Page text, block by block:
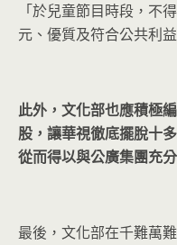
「於兒童節目時段，不
元、優質及符合公共利
此外，文化部也應積極
股，讓華視徹底擺脫十
從而得以與公廣集團充
最後，文化部在千難萬